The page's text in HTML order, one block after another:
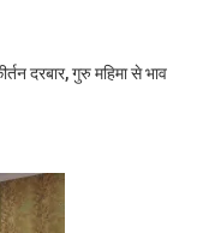
दरबार, गुरु महिमा से भाव